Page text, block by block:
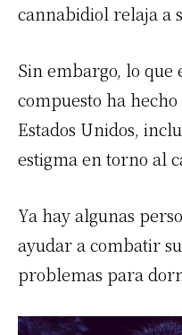
cannabidiol relaja a
Sin embargo, lo que
compuesto ha
Estados Unidos,
estigma en torno al
Ya hay algunas
ayudar a combatir
problemas para